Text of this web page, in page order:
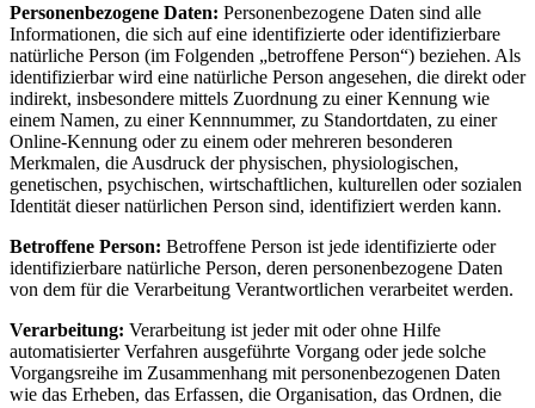
Personenbezogene Daten: Personenbezogene Daten sind alle
Informationen, die sich auf eine identifizierte oder identifizierbare
natürliche Person (im Folgenden „betroffene Person“) beziehen. Als
identifizierbar wird eine natürliche Person angesehen, die direkt oder
indirekt, insbesondere mittels Zuordnung zu einer Kennung wie
einem Namen, zu einer Kennnummer, zu Standortdaten, zu einer
Online-Kennung oder zu einem oder mehreren besonderen
Merkmalen, die Ausdruck der physischen, physiologischen,
genetischen, psychischen, wirtschaftlichen, kulturellen oder sozialen
Identität dieser natürlichen Person sind, identifiziert werden kann.
Betroffene Person: Betroffene Person ist jede identifizierte oder
identifizierbare natürliche Person, deren personenbezogene Daten
von dem für die Verarbeitung Verantwortlichen verarbeitet werden.
Verarbeitung: Verarbeitung ist jeder mit oder ohne Hilfe
automatisierter Verfahren ausgeführte Vorgang oder jede solche
Vorgangsreihe im Zusammenhang mit personenbezogenen Daten
wie das Erheben, das Erfassen, die Organisation, das Ordnen, die